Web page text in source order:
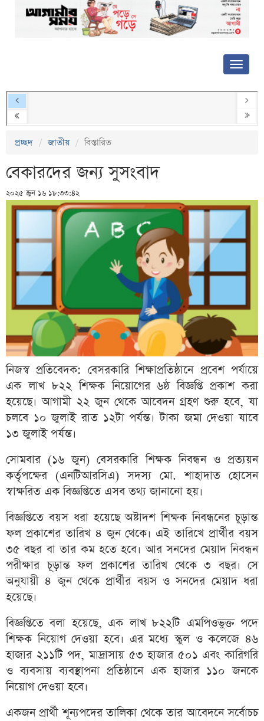
প্রচ্ছদ জাতীয় বিস্তারিত
বেকারদের জন্য সুসংবাদ
২০২৫ জুন ১৬ ১৮:৩৩:৪২
নিজস্ব প্রতিবেদক: বেসরকারি শিক্ষাপ্রতিষ্ঠানে প্রবেশ পর্যায়ে
এক লাখ ৮২২ শিক্ষক নিয়োগের ৬ষ্ঠ বিজ্ঞপ্তি প্রকাশ করা
হয়েছে। আগামী ২২ জুন থেকে আবেদন গ্রহণ শুরু হবে, যা
চলবে ১০ জুলাই রাত ১২টা পর্যন্ত। টাকা জমা দেওয়া যাবে
১৩ জুলাই পর্যন্ত।
সোমবার (১৬ জুন) বেসরকারি শিক্ষক নিবন্ধন ও প্রত্যয়ন
কর্তৃপক্ষের (এনটিআরসিএ) সদস্য মো. শাহাদাত হোসেন
স্বাক্ষরিত এক বিজ্ঞপ্তিতে এসব তথ্য জানানো হয়।
বিজ্ঞপ্তিতে বয়স ধরা হয়েছে অষ্টাদশ শিক্ষক নিবন্ধনের চূড়ান্ত
ফল প্রকাশের তারিখ ৪ জুন থেকে। এই তারিখে প্রার্থীর বয়স
৩৫ বছর বা তার কম হতে হবে। আর সনদের মেয়াদ নিবন্ধন
পরীক্ষার চূড়ান্ত ফল প্রকাশের তারিখ থেকে ৩ বছর। সে
অনুযায়ী ৪ জুন থেকে প্রার্থীর বয়স ও সনদের মেয়াদ ধরা
হয়েছে।
বিজ্ঞপ্তিতে বলা হয়েছে, এক লাখ ৮২২টি এমপিওভুক্ত পদে
শিক্ষক নিয়োগ দেওয়া হবে। এর মধ্যে স্কুল ও কলেজে ৪৬
হাজার ২১১টি পদ, মাদ্রাসায় ৫৩ হাজার ৫০১ এবং কারিগরি
ও ব্যবসায় ব্যবস্থাপনা প্রতিষ্ঠানে এক হাজার ১১০ জনকে
নিয়োগ দেওয়া হবে।
একজন প্রার্থী শূন্যপদের তালিকা থেকে তার আবেদনে সর্বোচচ